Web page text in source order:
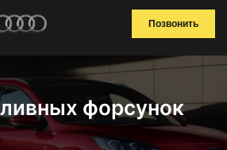
Позвонить
форсунок